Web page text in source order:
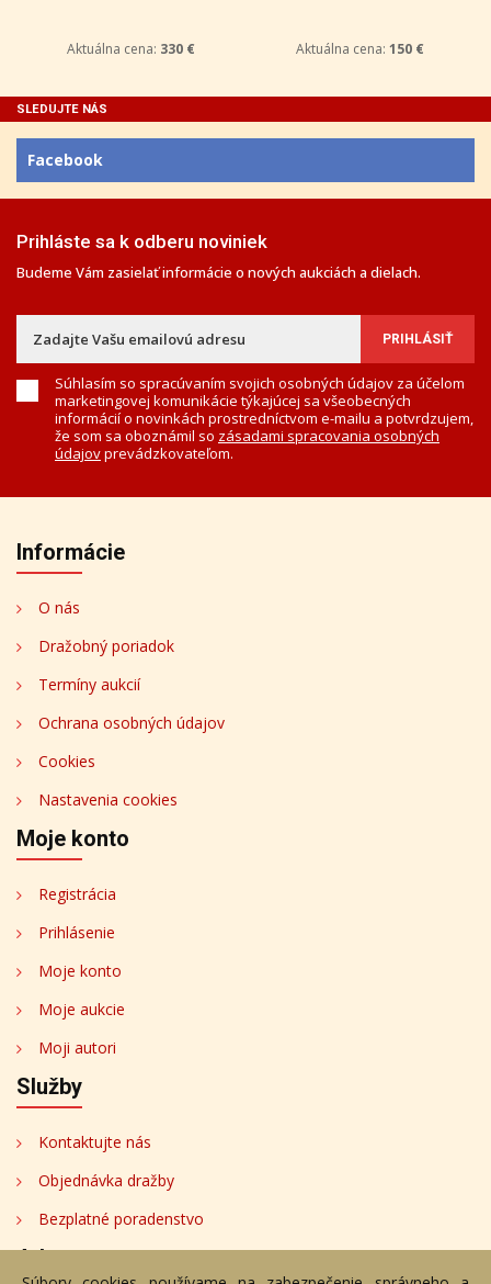
Aktuálna cena: 330 € Aktuálna cena: 150 €
SLEDUJTE NÁS
Facebook
Prihláste sa k odberu noviniek
Budeme Vám zasielať informácie o nových aukciách a dielach.
Súhlasím so spracúvaním svojich osobných údajov za účelom
marketingovej komunikácie týkajúcej sa všeobecných
informácií o novinkách prostredníctvom e-mailu a potvrdzujem,
že som sa oboznámil so zásadami spracovania osobných
údajovprevádzkovateľom.
Informácie
O nás
Dražobný poriadok
Termíny aukcií
Ochrana osobných údajov
Cookies
Nastavenia cookies
Moje konto
Registrácia
Prihlásenie
Moje konto
Moje aukcie
Moji autori
Služby
Kontaktujte nás
Objednávka dražby
Bezplatné poradenstvo
Adresa